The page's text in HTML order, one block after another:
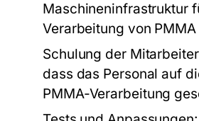
Maschineninfrastruktur
Verarbeitung von
Schulung der
dass das Personal auf
PMMA-Verarbeitung